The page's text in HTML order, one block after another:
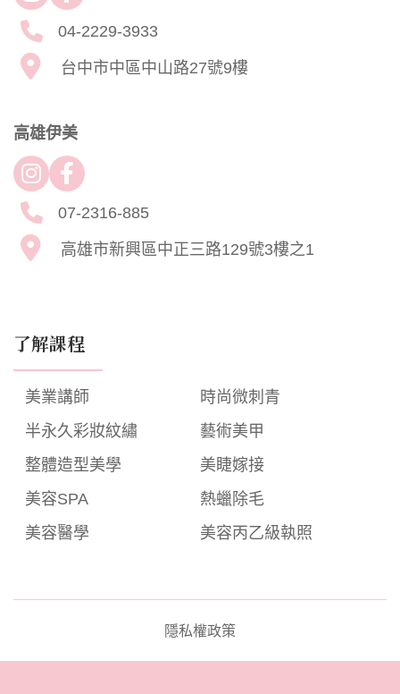
04-2229-3933
台中市中區中山路27號9樓
高雄伊美
07-2316-885
高雄市新興區中正三路129號3樓之1
了解課程
美業講師
時尚微刺青
半永久彩妝紋繡
藝術美甲
整體造型美學
美睫嫁接
美容SPA
熱蠟除毛
美容醫學
美容丙乙級執照
隱私權政策